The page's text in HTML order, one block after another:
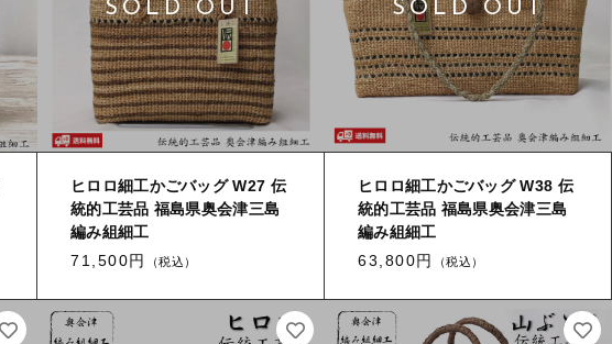
ヒロロ細工かごバッグ W27 伝
統的工芸品 福島県奥会津三島
編み組細工
71,500円
（税込）
ヒロロ細工かごバッグ W38 伝
統的工芸品 福島県奥会津三島
編み組細工
63,800円
（税込）